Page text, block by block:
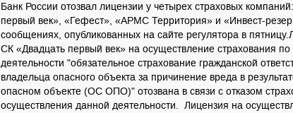
Банк России отозвал лицензии у четырех страховых
первый век», «Гефест», «АРМС Территория» и «Инвест-
сообщениях, опубликованных на сайте регулятора в
СК «Двадцать первый век» на осуществление страхования по
деятельности "обязательное страхование гражданской
владельца опасного объекта за причинение вреда в
опасном объекте (ОС ОПО)" отозвана в связи с отказом
осуществления данной деятельности. Лицензия на